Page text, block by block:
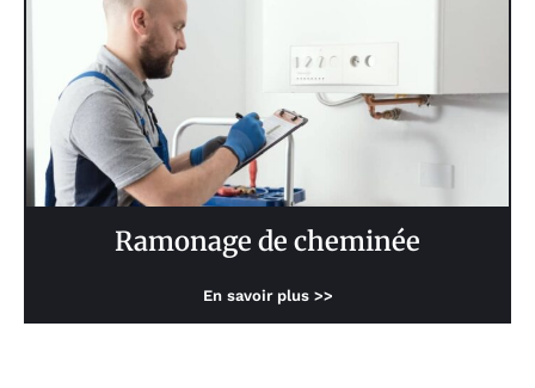
Ramonage de cheminée
En savoir plus >>